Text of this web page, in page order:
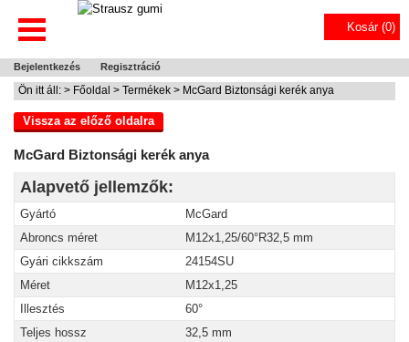
Kosár (0)
Bejelentkezés Regisztráció
Ön itt áll: > Főoldal > Termékek > McGard Biztonsági kerék anya
Vissza az előző oldalra
McGard Biztonsági kerék anya
Alapvető jellemzők:
Gyártó
McGard
Abroncs méret
M12x1,25/60°R32,5 mm
Gyári cikkszám
24154SU
Méret
M12x1,25
Illesztés
60°
Teljes hossz
32,5 mm